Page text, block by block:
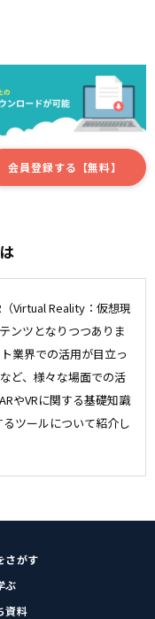
会員登録する【無料】
Virtual Reality：仮想現
ンツとなりつつありま
業界での活用が目立っ
ど、様々な場面での活
やVRに関する基礎知識
るツールについて紹介し
さがす
ぶ
資料